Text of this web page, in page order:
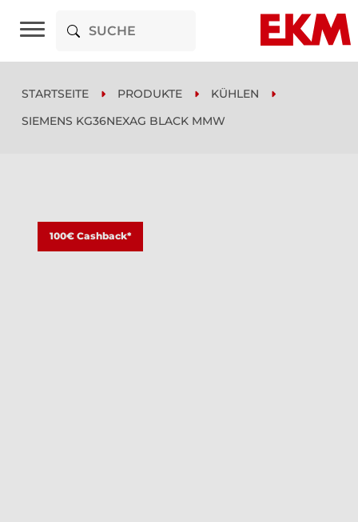
STARTSEITE PRODUKTE
KÜHLEN
SIEMENS KG36NEXAG BLACK MMW
100€ Cashback*